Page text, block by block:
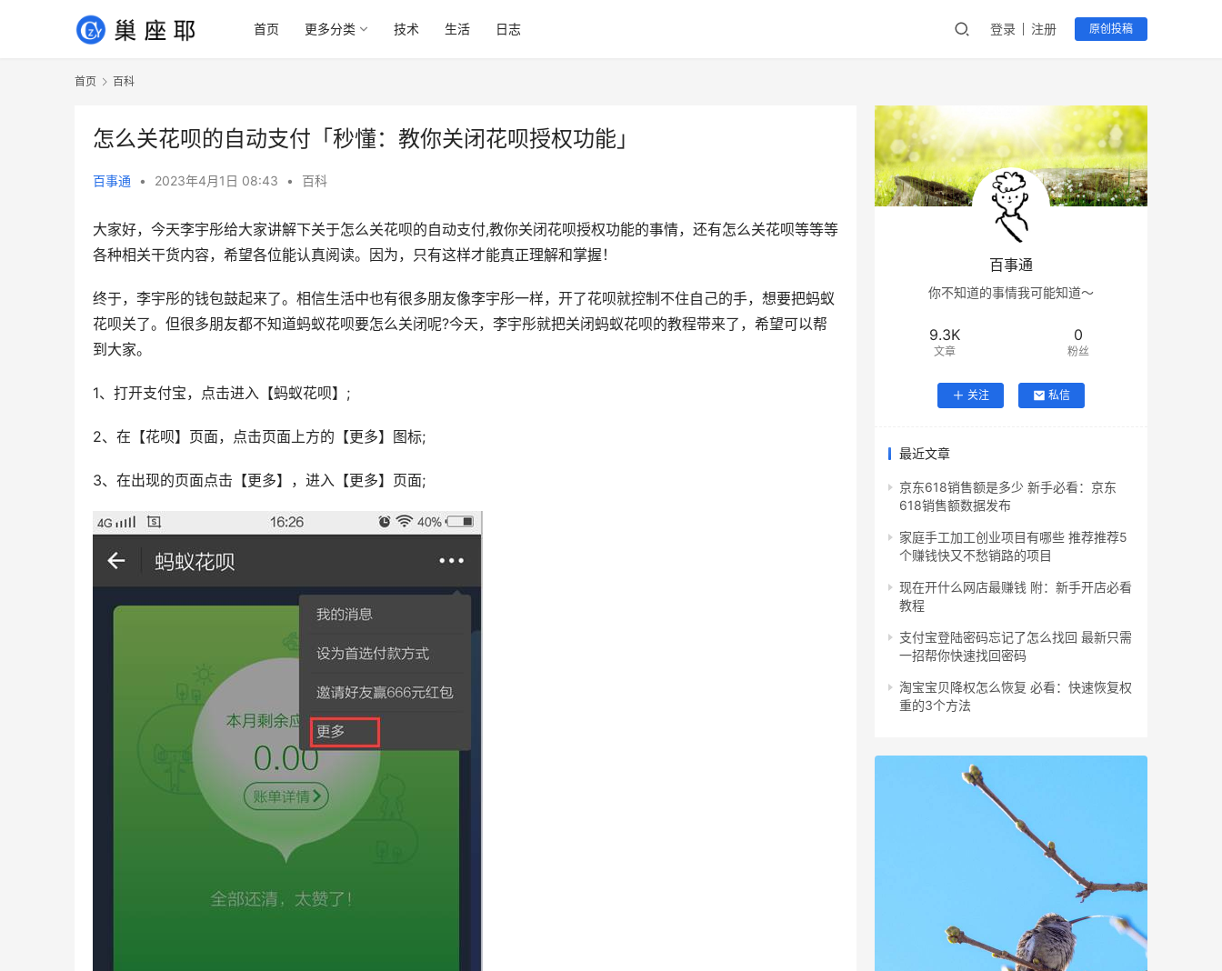
首页 更多分类 技术 生活 日志 登录 注册 原创投稿
首页 百科
怎么关花呗的自动支付「秒懂：教你关闭花呗授权功能」
百事通 • 2023年4月1日 08:43 • 百科
大家好，今天李宇彤给大家讲解下关于怎么关花呗的自动支付,教你关闭花呗授权功能的事情，还有怎么关花呗等等等
各种相关干货内容，希望各位能认真阅读。因为，只有这样才能真正理解和掌握！
终于，李宇彤的钱包鼓起来了。相信生活中也有很多朋友像李宇彤一样，开了花呗就控制不住自己的手，想要把蚂蚁
花呗关了。但很多朋友都不知道蚂蚁花呗要怎么关闭呢?今天，李宇彤就把关闭蚂蚁花呗的教程带来了，希望可以帮
到大家。
1、打开支付宝，点击进入【蚂蚁花呗】;
2、在【花呗】页面，点击页面上方的【更多】图标;
3、在出现的页面点击【更多】，进入【更多】页面;
百事通
你不知道的事情我可能知道～
9.3K
文章
0
粉丝
关注 私信
最近文章
京东618销售额是多少 新手必看：京东
618销售额数据发布
家庭手工加工创业项目有哪些 推荐推荐5
个赚钱快又不愁销路的项目
现在开什么网店最赚钱 附：新手开店必看
教程
支付宝登陆密码忘记了怎么找回 最新只需
一招帮你快速找回密码
淘宝宝贝降权怎么恢复 必看：快速恢复权
重的3个方法